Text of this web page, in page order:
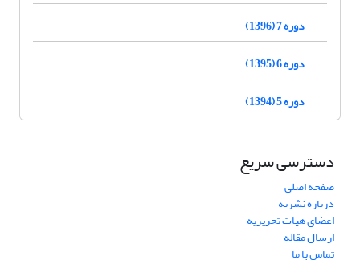
دوره 7 (1396)
دوره 6 (1395)
دوره 5 (1394)
دسترسی سریع
صفحه اصلی
درباره نشریه
اعضای هیات تحریریه
ارسال مقاله
تماس با ما